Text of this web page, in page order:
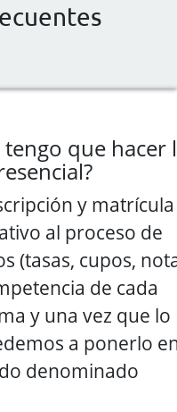
que hacer
y matrícula
al proceso de
(tasas, cupos,
de cada
y una vez que lo
a ponerlo
denominado